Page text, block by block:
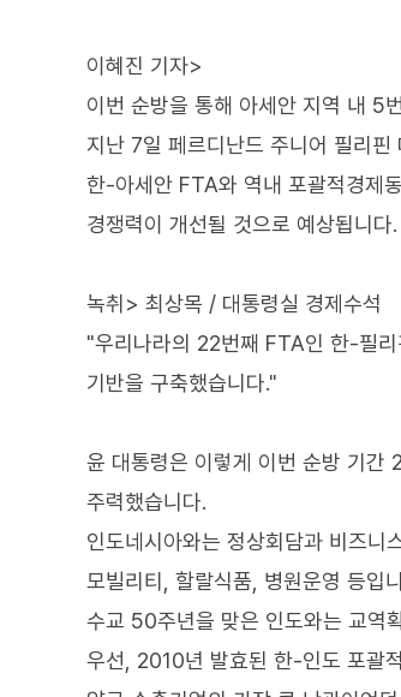
이혜진 기자>
이번 순방을 통해 아세안 지역 내 5
지난 7일 페르디난드 주니어 필리
한-아세안 FTA와 역내 포괄적경제
경쟁력이 개선될 것으로 예상됩니다.
녹취> 최상목 / 대통령실 경제수석
"우리나라의 22번째 FTA인 한-필
기반을 구축했습니다."
윤 대통령은 이렇게 이번 순방 기간
주력했습니다.
인도네시아와는 정상회담과 비즈니
모빌리티, 할랄식품, 병원운영 등입
수교 50주년을 맞은 인도와는 교역
우선, 2010년 발효된 한-인도 포괄